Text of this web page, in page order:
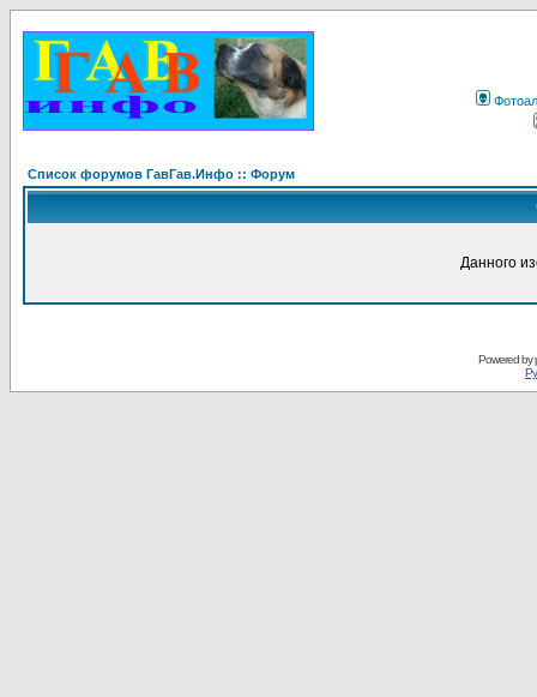
Список форумов ГавГав.Инфо :: Форум
Данного
Powered by